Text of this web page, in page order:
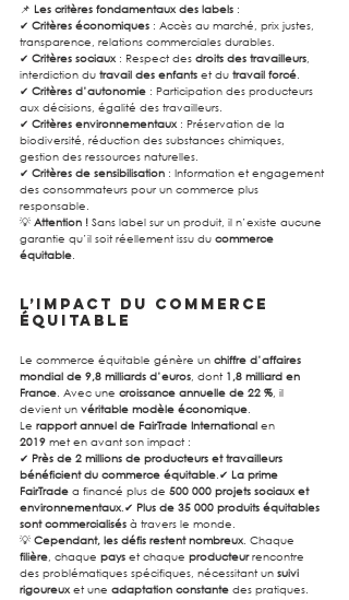
📌 Les critères fondamentaux des labels :
✔ Critères économiques : Accès au marché, prix justes,
transparence, relations commerciales durables.
✔ Critères sociaux : Respect des droits des travailleurs,
interdiction du travail des enfants et du travail forcé.
✔ Critères d’autonomie : Participation des producteurs
aux décisions, égalité des travailleurs.
✔ Critères environnementaux : Préservation de la
biodiversité, réduction des substances chimiques,
gestion des ressources naturelles.
✔ Critères de sensibilisation : Information et engagement
des consommateurs pour un commerce plus
responsable.
💡 Attention ! Sans label sur un produit, il n’existe aucune
garantie qu’il soit réellement issu du commerce
équitable.
L’impact du commerce
équitable
Le commerce équitable génère un chiffre d’affaires
mondial de 9,8 milliards d’euros, dont 1,8 milliard en
France. Avec une croissance annuelle de 22 %, il
devient un véritable modèle économique.
Le rapport annuel de FairTrade International en
2019 met en avant son impact :
✔ Près de 2 millions de producteurs et travailleurs
bénéficient du commerce équitable.✔ La prime
FairTrade a financé plus de 500 000 projets sociaux et
environnementaux.✔ Plus de 35 000 produits équitables
sont commercialisés à travers le monde.
💡 Cependant, les défis restent nombreux. Chaque
filière, chaque pays et chaque producteur rencontre
des problématiques spécifiques, nécessitant un suivi
rigoureux et une adaptation constante des pratiques.